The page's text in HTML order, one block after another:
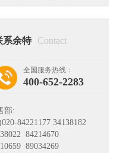
系余特 Contact
全国服务热线：
400-652-2283
部:
84221177 34138182
84214670
89034269